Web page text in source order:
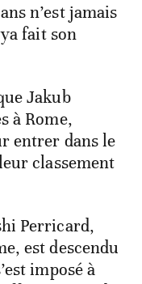
n’est jamais
fait son
Jakub
à Rome,
entrer dans le
classement
Perricard,
est descendu
imposé à